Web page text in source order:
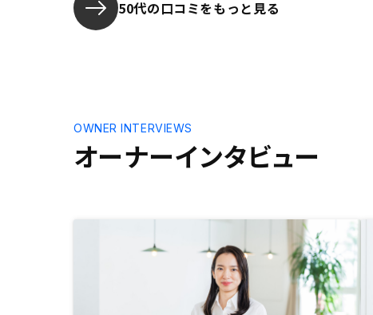
50代の口コミをもっと見る
オーナーインタビュー
OWNER INTERVIEWS